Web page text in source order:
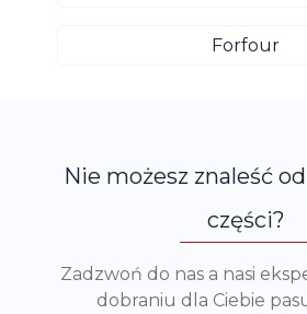
Forfour
Nie możesz znaleść
części?
Zadzwoń do nas a nasi
dobraniu dla Ciebie